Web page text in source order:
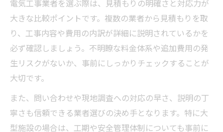
電気工事業者を選ぶ際は、見積もりの明確さと対応力が
大きな比較ポイントです。複数の業者から見積もりを取
り、工事内容や費用の内訳が詳細に説明されているかを
必ず確認しましょう。不明瞭な料金体系や追加費用の発
生リスクがないか、事前にしっかりチェックすることが
大切です。
また、問い合わせや現地調査への対応の早さ、説明の丁
寧さも信頼できる業者選びの決め手となります。特に大
型施設の場合は、工期や安全管理体制についても事前に